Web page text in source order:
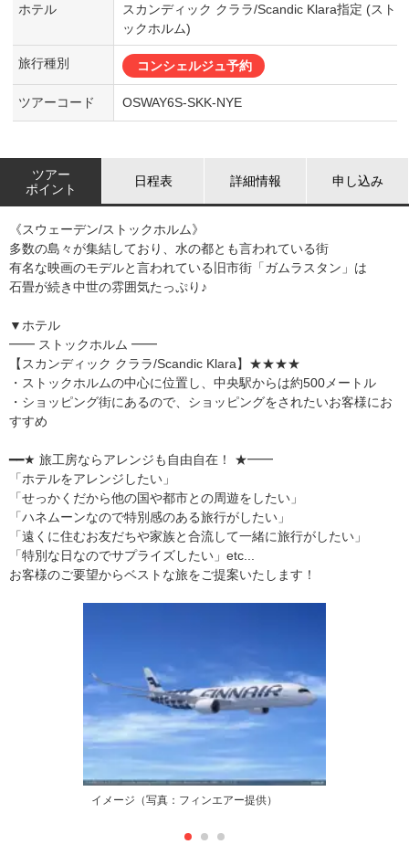
ホテル
スカンディック クララ/Scandic Klara指定 (スト
ックホルム)
旅行種別 コンシェルジュ予約
ツアーコード OSWAY6S-SKK-NYE
ツアー
ポイント
日程表 詳細情報 申し込み
《スウェーデン/ストックホルム》
多数の島々が集結しており、水の都とも言われている街
有名な映画のモデルと言われている旧市街「ガムラスタン」は
石畳が続き中世の雰囲気たっぷり♪
▼ホテル
━━ ストックホルム ━━
【スカンディック クララ/Scandic Klara】★★★★
・ストックホルムの中心に位置し、中央駅からは約500メートル
・ショッピング街にあるので、ショッピングをされたいお客様にお
すすめ
━━★ 旅工房ならアレンジも自由自在！ ★━━
「ホテルをアレンジしたい」
「せっかくだから他の国や都市との周遊をしたい」
「ハネムーンなので特別感のある旅行がしたい」
「遠くに住むお友だちや家族と合流して一緒に旅行がしたい」
「特別な日なのでサプライズしたい」etc...
お客様のご要望からベストな旅をご提案いたします！
イメージ（写真：フィンエアー提供）